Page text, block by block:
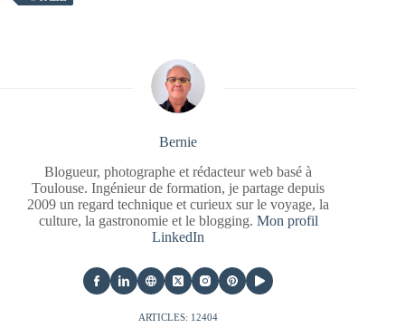
Bernie
Blogueur, photographe et rédacteur web basé à
Toulouse. Ingénieur de formation, je partage depuis
2009 un regard technique et curieux sur le voyage, la
culture, la gastronomie et le blogging. Mon profil
LinkedIn
ARTICLES: 12404